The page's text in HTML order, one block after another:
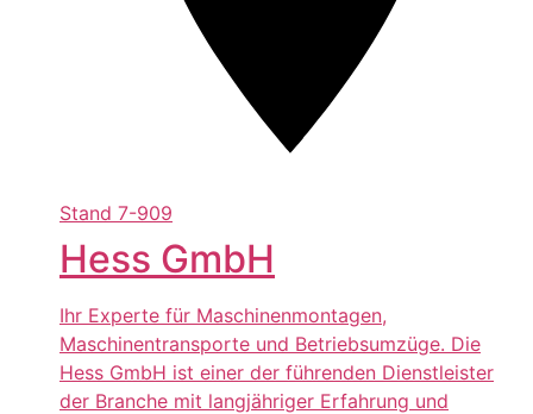
Stand 7-909
Hess GmbH
Ihr Experte für Maschinenmontagen,
Maschinentransporte und Betriebsumzüge. Die
Hess GmbH ist einer der führenden Dienstleister
der Branche mit langjähriger Erfahrung und